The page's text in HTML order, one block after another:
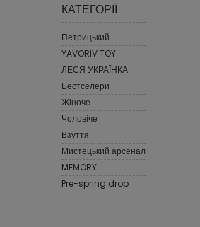
КАТЕГОРІЇ
Петрицький
YAVORIV TOY
ЛЕСЯ УКРАЇНКА
Бестселери
Жіноче
Чоловіче
Взуття
Мистецький арсенал
MEMORY
Pre-spring drop